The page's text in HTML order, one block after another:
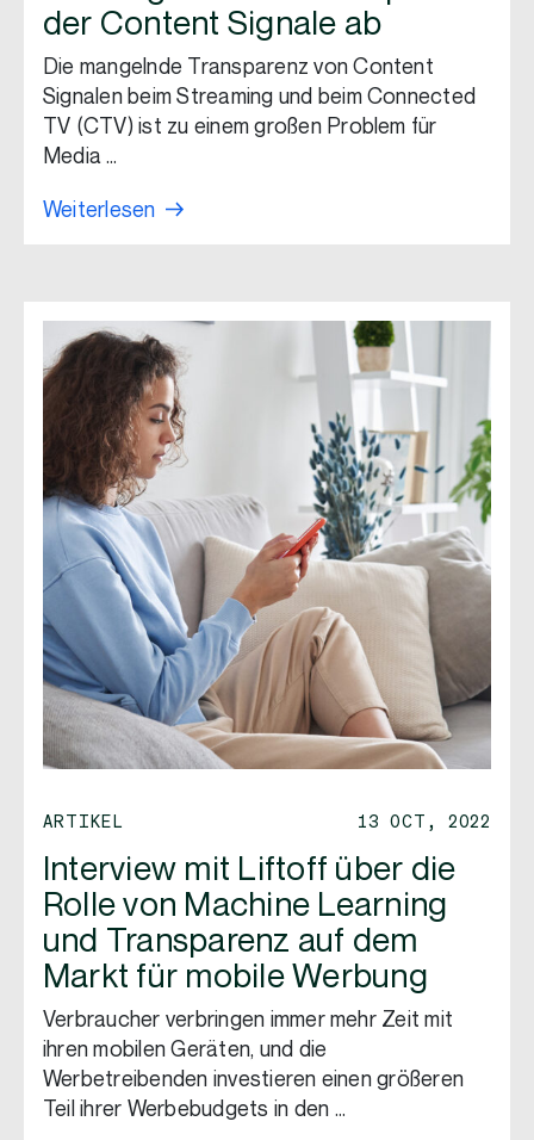
der Content Signale ab
Die mangelnde Transparenz von Content
Signalen beim Streaming und beim Connected
TV (CTV) ist zu einem großen Problem für
Media …
Weiterlesen
ARTIKEL 13 OCT, 2022
Interview mit Liftoff über die
Rolle von Machine Learning
und Transparenz auf dem
Markt für mobile Werbung
Verbraucher verbringen immer mehr Zeit mit
ihren mobilen Geräten, und die
Werbetreibenden investieren einen größeren
Teil ihrer Werbebudgets in den …